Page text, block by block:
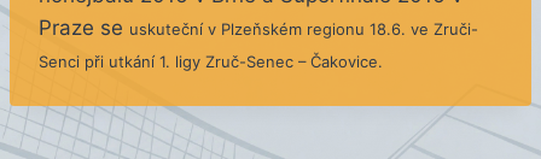
Praze se uskuteční v Plzeňském regionu 18.6. ve Zruči-
Senci při utkání 1. ligy Zruč-Senec – Čakovice.